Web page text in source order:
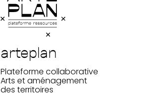
arteplan
Plateforme collaborative
Arts et aménagement
des territoires